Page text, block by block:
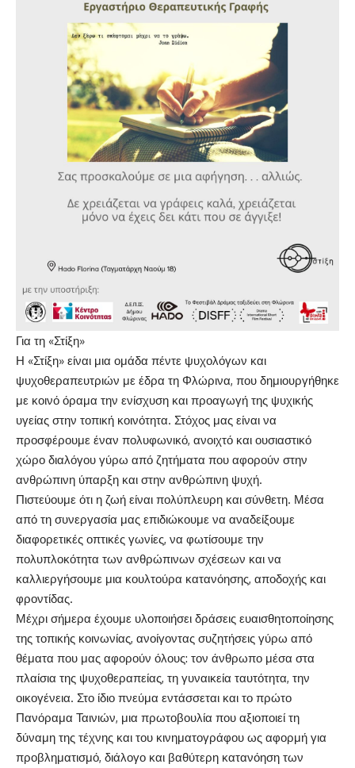
Για τη «Στίξη»
Η «Στίξη» είναι μια ομάδα πέντε ψυχολόγων και
ψυχοθεραπευτριών με έδρα τη Φλώρινα, που δημιουργήθηκε
με κοινό όραμα την ενίσχυση και προαγωγή της ψυχικής
υγείας στην τοπική κοινότητα. Στόχος μας είναι να
προσφέρουμε έναν πολυφωνικό, ανοιχτό και ουσιαστικό
χώρο διαλόγου γύρω από ζητήματα που αφορούν στην
ανθρώπινη ύπαρξη και στην ανθρώπινη ψυχή.
Πιστεύουμε ότι η ζωή είναι πολύπλευρη και σύνθετη. Μέσα
από τη συνεργασία μας επιδιώκουμε να αναδείξουμε
διαφορετικές οπτικές γωνίες, να φωτίσουμε την
πολυπλοκότητα των ανθρώπινων σχέσεων και να
καλλιεργήσουμε μια κουλτούρα κατανόησης, αποδοχής και
φροντίδας.
Μέχρι σήμερα έχουμε υλοποιήσει δράσεις ευαισθητοποίησης
της τοπικής κοινωνίας, ανοίγοντας συζητήσεις γύρω από
θέματα που μας αφορούν όλους: τον άνθρωπο μέσα στα
πλαίσια της ψυχοθεραπείας, τη γυναικεία ταυτότητα, την
οικογένεια. Στο ίδιο πνεύμα εντάσσεται και το πρώτο
Πανόραμα Ταινιών, μια πρωτοβουλία που αξιοποιεί τη
δύναμη της τέχνης και του κινηματογράφου ως αφορμή για
προβληματισμό, διάλογο και βαθύτερη κατανόηση των